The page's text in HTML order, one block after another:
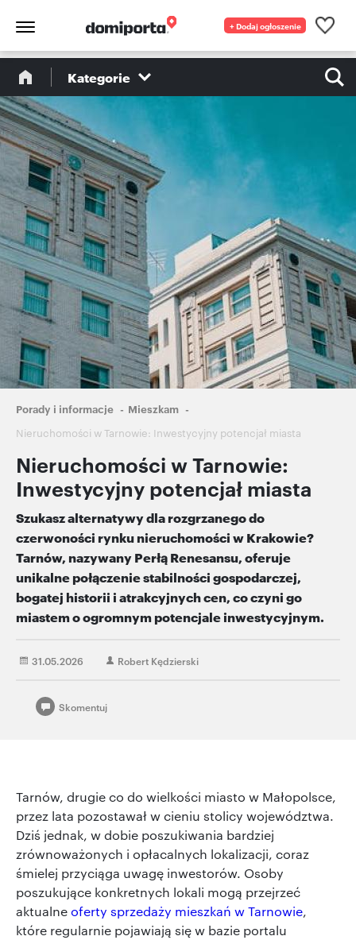
+ Dodaj ogłoszenie
Kategorie
Ścieżka
nawigacyjna
Porady i informacje
Mieszkam
Nieruchomości w Tarnowie: Inwestycyjny potencjał miasta
Nieruchomości w Tarnowie:
Inwestycyjny potencjał miasta
Szukasz alternatywy dla rozgrzanego do
czerwoności rynku nieruchomości w Krakowie?
Tarnów, nazywany Perłą Renesansu, oferuje
unikalne połączenie stabilności gospodarczej,
bogatej historii i atrakcyjnych cen, co czyni go
miastem o ogromnym potencjale inwestycyjnym.
31.05.2026 Robert Kędzierski
Skomentuj
Tarnów, drugie co do wielkości miasto w Małopolsce,
przez lata pozostawał w cieniu stolicy województwa.
Dziś jednak, w dobie poszukiwania bardziej
zrównoważonych i opłacalnych lokalizacji, coraz
śmielej przyciąga uwagę inwestorów. Osoby
poszukujące konkretnych lokali mogą przejrzeć
aktualneoferty sprzedaży mieszkań w Tarnowie,
które regularnie pojawiają się w bazie portalu